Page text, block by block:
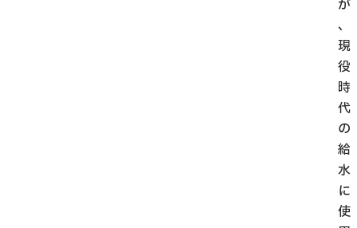
が
、
現
役
時
代
の
給
水
に
使